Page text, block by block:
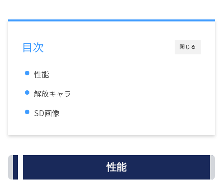
閉じる
目次
性能
解放キャラ
SD画像
性能